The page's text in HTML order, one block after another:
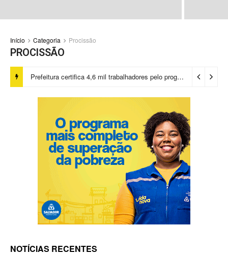
Início Categoria Procissão
PROCISSÃO
Prefeitura certifica 4,6 mil trabalhadores pelo programa Treinar para Empregar e realiza Feirão de Empregabilidade
NOTÍCIAS RECENTES